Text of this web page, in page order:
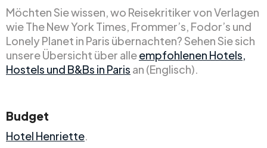
Möchten Sie wissen, wo Reisekritiker von Verlagen
wie The New York Times, Frommer’s, Fodor’s und
Lonely Planet in Paris übernachten? Sehen Sie sich
unsere Übersicht über alleempfohlenen Hotels,
Hostels und B&Bs in Paris an (Englisch).
Budget
Hotel Henriette.